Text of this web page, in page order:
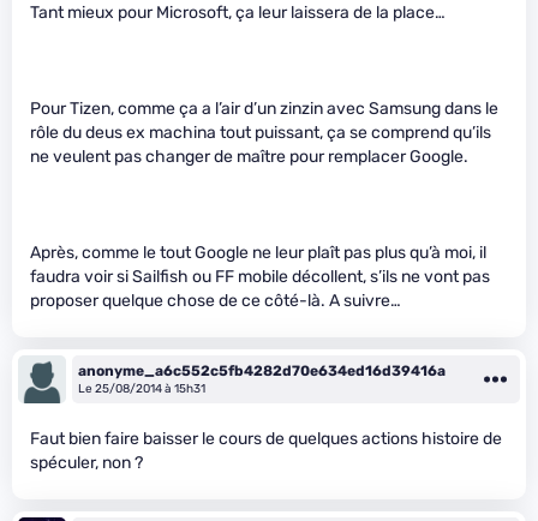
Tant mieux pour Microsoft, ça leur laissera de la place…
Pour Tizen, comme ça a l’air d’un zinzin avec Samsung dans le
rôle du deus ex machina tout puissant, ça se comprend qu’ils
ne veulent pas changer de maître pour remplacer Google.
Après, comme le tout Google ne leur plaît pas plus qu’à moi, il
faudra voir si Sailfish ou FF mobile décollent, s’ils ne vont pas
proposer quelque chose de ce côté-là. A suivre…
anonyme_a6c552c5fb4282d70e634ed16d39416a
Le 25/08/2014 à 15h31
Faut bien faire baisser le cours de quelques actions histoire de
spéculer, non ?